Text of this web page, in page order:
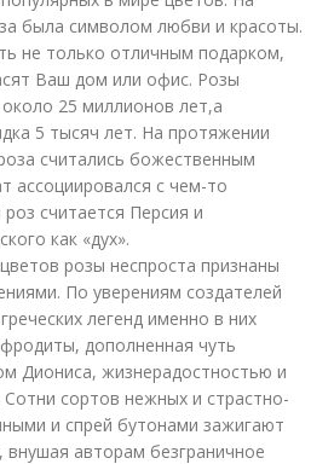
была символом любви и красоты.
не только отличным подарком,
Ваш дом или офис. Розы
25 миллионов лет,а
5 тысяч лет. На протяжении
считались божественным
ассоциировался с чем-то
считается Персия и
как «дух».
розы неспроста признаны
По уверениям создателей
легенд именно в них
дополненная чуть
Диониса, жизнерадостностью и
сортов нежных и страстно-
и спрей бутонами зажигают
авторам безграничное